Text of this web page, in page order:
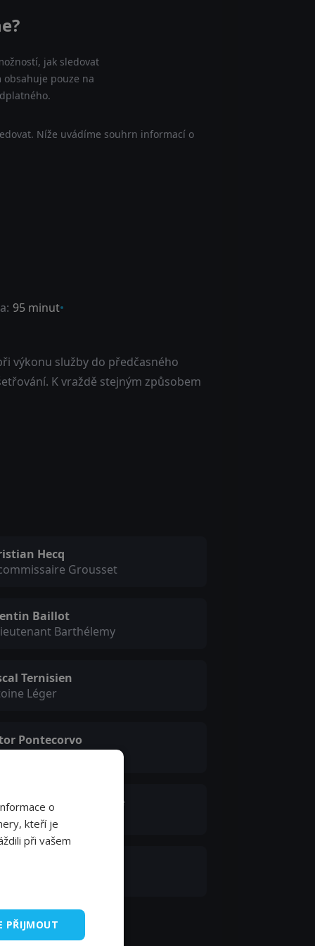
jak sledovat
pouze na
Níže uvádíme souhrn informací o
95 minut
výkonu služby do předčasného
K vraždě stejným způsobem
Hecq
Grousset
Baillot
Barthélemy
Ternisien
Léger
Pontecorvo
Kourotchkine
Stella
o
kteří je
při vašem
PŘIJMOUT